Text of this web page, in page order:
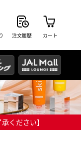
注文履歴 カート
ください】